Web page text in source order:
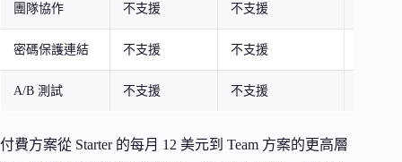
團隊協作 不支援 不支援
密碼保護連結 不支援 不支援
A/B 測試 不支援 不支援
付費方案從 Starter 的每月 12 美元到 Team 方案的更高層